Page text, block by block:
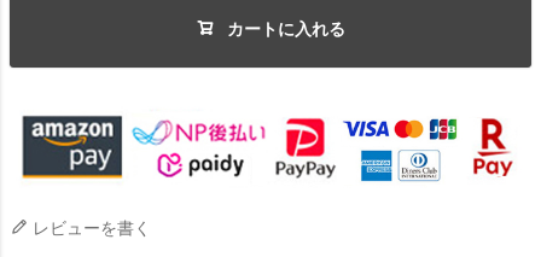
カートに入れる
レビューを書く